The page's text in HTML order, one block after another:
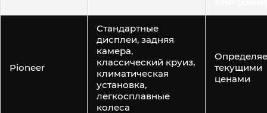
Pioneer
Стандартные
дисплеи, задняя
камера,
классический круиз,
климатическая
установка,
легкосплавные
колеса
текущими
ценами